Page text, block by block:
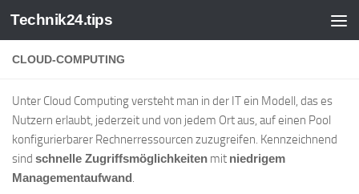
Zum Inhalt springen
Technik24.tips
CLOUD-COMPUTING
Unter Cloud Computing versteht man in der IT ein Modell, das es
Nutzern erlaubt, jederzeit und von jedem Ort aus, auf einen Pool
konfigurierbarer Rechnerressourcen zuzugreifen. Kennzeichnend
sind schnelle Zugriffsmöglichkeiten mit niedrigem
Managementaufwand.